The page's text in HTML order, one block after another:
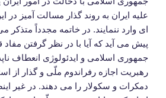
علیه ایران به روند گذار مسالت آمیز
ای وارد ننمایند. در خاتمه مجدداً متذکر
پیش می آید که آیا با در نظر گرفتن
جمهوری اسلامی و ایدئولوژی انعطاف
رهبریت اجازه رفراندوم ملّی و گذار از
دمکرات و سکولار را می دهند. در غیر